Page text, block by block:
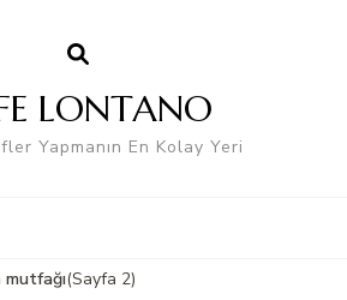
LONTANO
Yapmanın En Kolay Yeri
(Sayfa 2)